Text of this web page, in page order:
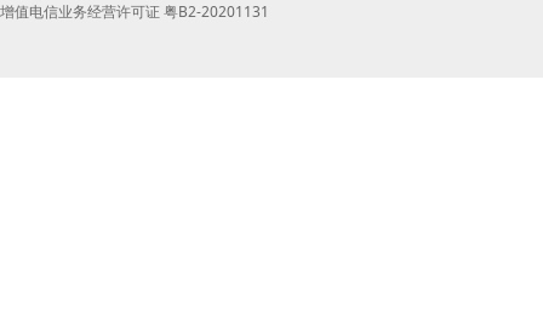
增值电信业务经营许可证 粤B2-20201131